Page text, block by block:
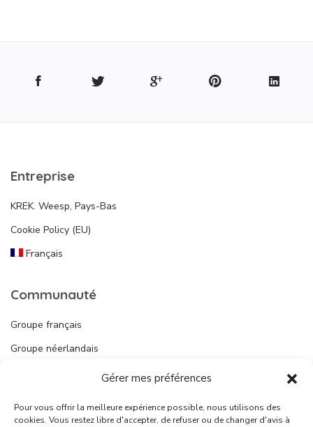
Gérer mes préférences
Pour vous offrir la meilleure expérience possible, nous utilisons des
cookies. Vous restez libre d'accepter, de refuser ou de changer d'avis à
Entreprise
KREK. Weesp, Pays-Bas
Cookie Policy (EU)
Français
Communauté
Groupe français
Groupe néerlandais
Publier une annonce